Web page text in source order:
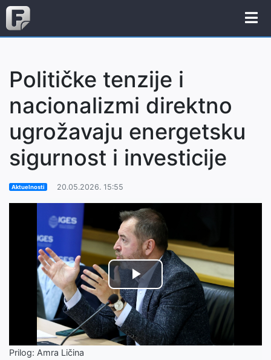
Političke tenzije i
nacionalizmi direktno
ugrožavaju energetsku
sigurnost i investicije
Aktuelnosti 20.05.2026. 15:55
Play
Video
Prilog: Amra Ličina